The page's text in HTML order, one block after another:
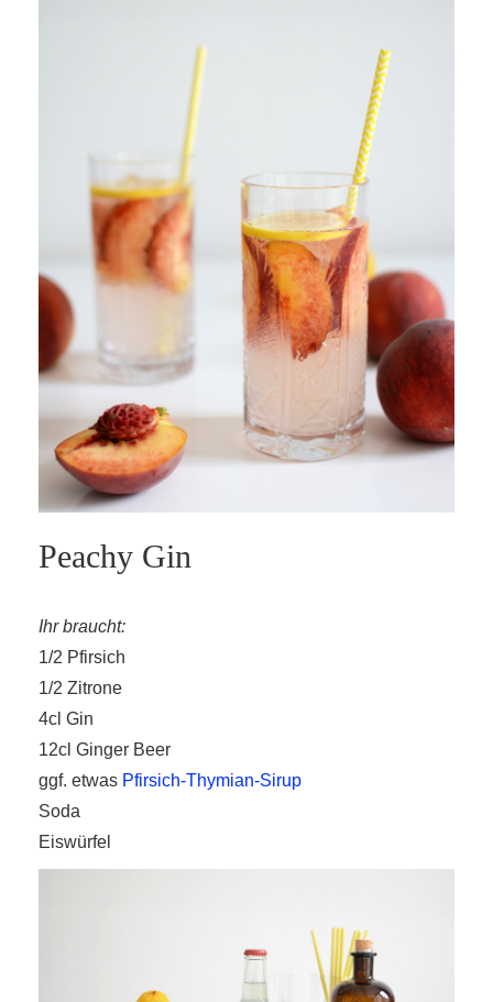
Peachy Gin
Ihr braucht:
1/2 Pfirsich
1/2 Zitrone
4cl Gin
12cl Ginger Beer
ggf. etwas Pfirsich-Thymian-Sirup
Soda
Eiswürfel